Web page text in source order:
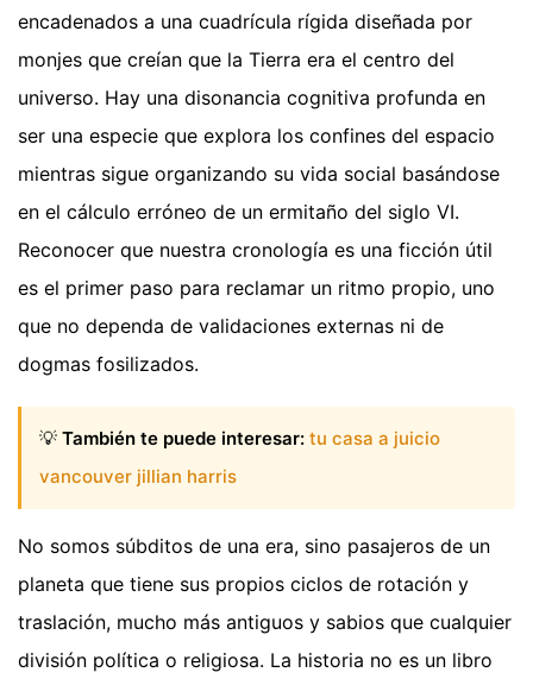
encadenados a una cuadrícula rígida diseñada por
monjes que creían que la Tierra era el centro del
universo. Hay una disonancia cognitiva profunda en
ser una especie que explora los confines del espacio
mientras sigue organizando su vida social basándose
en el cálculo erróneo de un ermitaño del siglo VI.
Reconocer que nuestra cronología es una ficción útil
es el primer paso para reclamar un ritmo propio, uno
que no dependa de validaciones externas ni de
dogmas fosilizados.
💡 También te puede interesar: tu casa a juicio
vancouver jillian harris
No somos súbditos de una era, sino pasajeros de un
planeta que tiene sus propios ciclos de rotación y
traslación, mucho más antiguos y sabios que cualquier
división política o religiosa. La historia no es un libro